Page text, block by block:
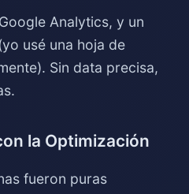
Analytics, y un
usé una hoja de
Sin data precisa,
la Optimización
fueron puras